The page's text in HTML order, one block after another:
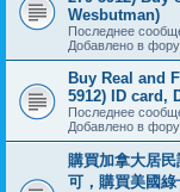
Wesbutman)
Последнее
Добавлено в
Buy Real and
5912) ID card,
Последнее
Добавлено в
購買加拿大居
可，購買美國